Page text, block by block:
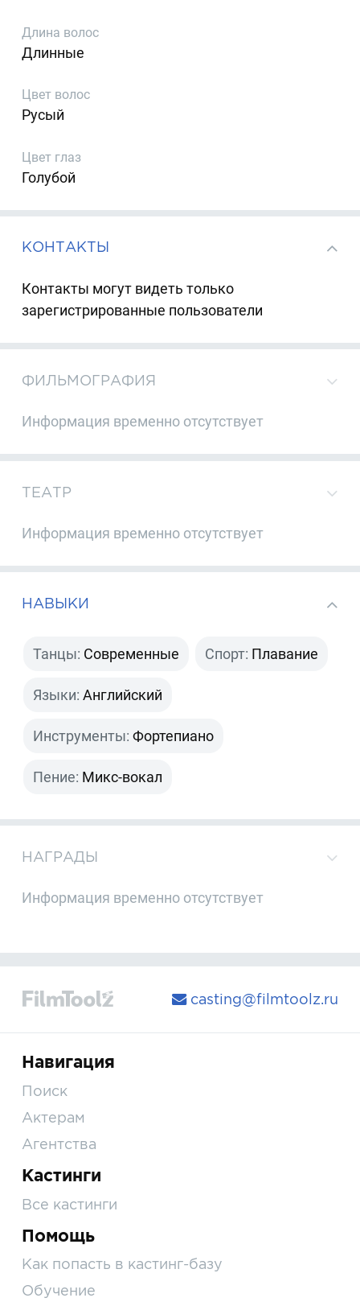
Длина волос
Длинные
Цвет волос
Русый
Цвет глаз
Голубой
КОНТАКТЫ
Контакты могут видеть только
зарегистрированные пользователи
ФИЛЬМОГРАФИЯ
Информация временно отсутствует
ТЕАТР
Информация временно отсутствует
НАВЫКИ
Танцы: Современные Спорт: Плавание
Языки: Английский
Инструменты: Фортепиано
Пение: Микс-вокал
НАГРАДЫ
Информация временно отсутствует
casting@filmtoolz.ru
Навигация
Поиск
Актерам
Агентства
Кастинги
Все кастинги
Помощь
Как попасть в кастинг-базу
Обучение